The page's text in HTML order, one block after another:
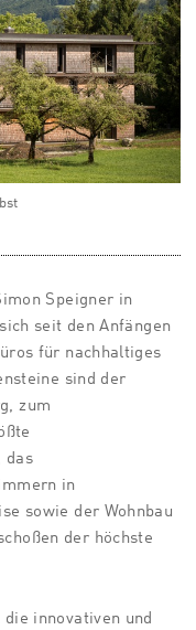
Speigner in
seit den Anfängen
für nachhaltiges
sind der
zum
das
in
sowie der Wohnbau
der höchste
innovativen und